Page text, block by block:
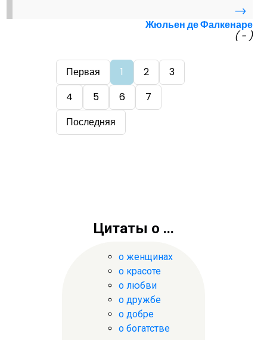
→
Жюльен де Фалкенаре
( - )
Первая 1 2
3
4
5 6
7
Последняя
Цитаты о ...
о женщинах
о красоте
о любви
о дружбе
о добре
о богатстве